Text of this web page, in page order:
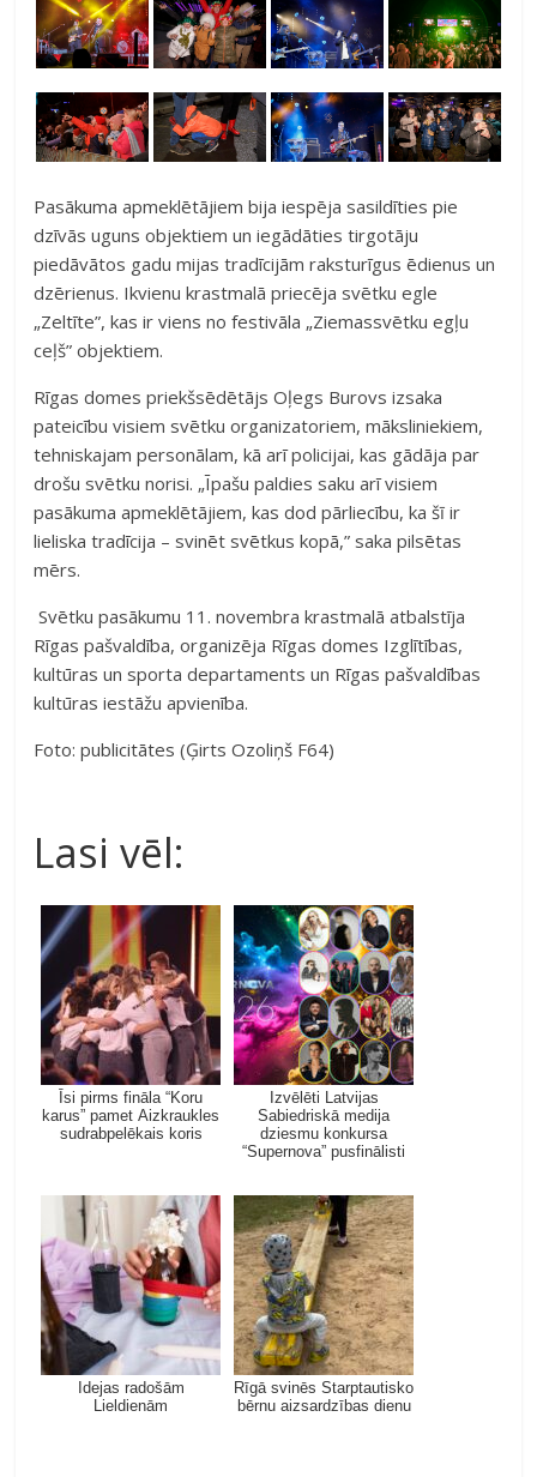
Pasākuma apmeklētājiem bija iespēja sasildīties pie
dzīvās uguns objektiem un iegādāties tirgotāju
piedāvātos gadu mijas tradīcijām raksturīgus ēdienus un
dzērienus. Ikvienu krastmalā priecēja svētku egle
„Zeltīte”, kas ir viens no festivāla „Ziemassvētku egļu
ceļš” objektiem.
Rīgas domes priekšsēdētājs Oļegs Burovs izsaka
pateicību visiem svētku organizatoriem, māksliniekiem,
tehniskajam personālam, kā arī policijai, kas gādāja par
drošu svētku norisi. „Īpašu paldies saku arī visiem
pasākuma apmeklētājiem, kas dod pārliecību, ka šī ir
lieliska tradīcija – svinēt svētkus kopā,” saka pilsētas
mērs.
Svētku pasākumu 11. novembra krastmalā atbalstīja
Rīgas pašvaldība, organizēja Rīgas domes Izglītības,
kultūras un sporta departaments un Rīgas pašvaldības
kultūras iestāžu apvienība.
Foto: publicitātes (Ģirts Ozoliņš F64)
Lasi vēl:
Īsi pirms fināla “Koru
karus” pamet Aizkraukles
sudrabpelēkais koris
Izvēlēti Latvijas
Sabiedriskā medija
dziesmu konkursa
“Supernova” pusfinālisti
Idejas radošām
Lieldienām
Rīgā svinēs Starptautisko
bērnu aizsardzības dienu